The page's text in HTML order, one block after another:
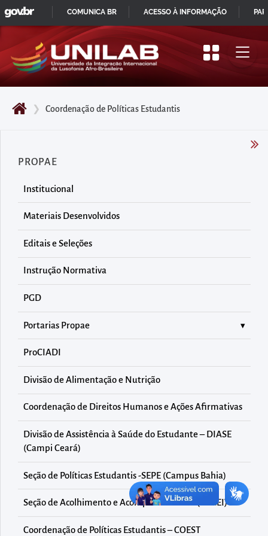
Pular
para
início
do
principal
Acessar
menu
principal
diretamente
à
área
para
realizar
buscas
diretamente
as
informações
no
❯ Coordenação de Políticas Estudantis
PROPAE
Institucional
Materiais Desenvolvidos
Editais e Seleções
Instrução Normativa
PGD
Portarias Propae
ProCIADI
Divisão de Alimentação e Nutrição
Coordenação de Direitos Humanos e Ações Afirmativas
Divisão de Assistência à Saúde do Estudante – DIASE
(Campi Ceará)
Seção de Políticas Estudantis -SEPE (Campus Bahia)
Seção de Acolhimento e Acompanhamento (SAAEI)
Coordenação de Políticas Estudantis – COEST
IR
PARA
CONTEÚDO
GOVBR
COMUNICA BR ACESSO À INFORMAÇÃO